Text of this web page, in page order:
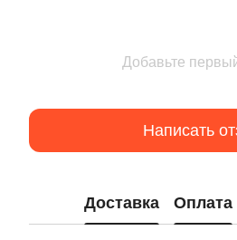
Добавьте
Написать
Доставка Оплата